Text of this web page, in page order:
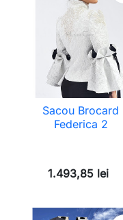
Sacou Brocard
Federica 2
1.493,85 lei